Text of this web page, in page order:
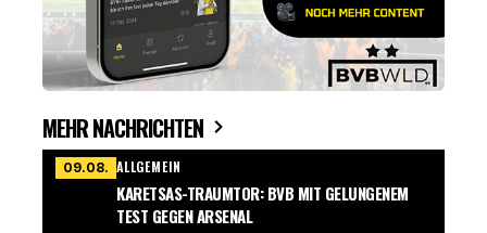
MEHR NACHRICHTEN
09.08. ALLGEMEIN
KARETSAS-TRAUMTOR: BVB MIT GELUNGENEM
TEST GEGEN ARSENAL